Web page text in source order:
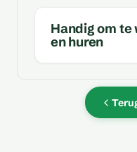
Handig om
en huren